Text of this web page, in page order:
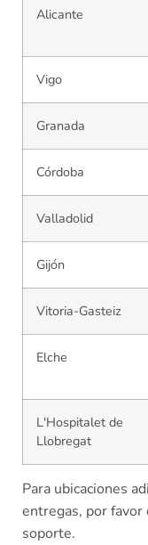
Alicante
Vigo
Granada
Córdoba
Valladolid
Gijón
Vitoria-Gasteiz
Elche
L'Hospitalet de
Llobregat
Para ubicaciones
entregas, por favor
soporte.